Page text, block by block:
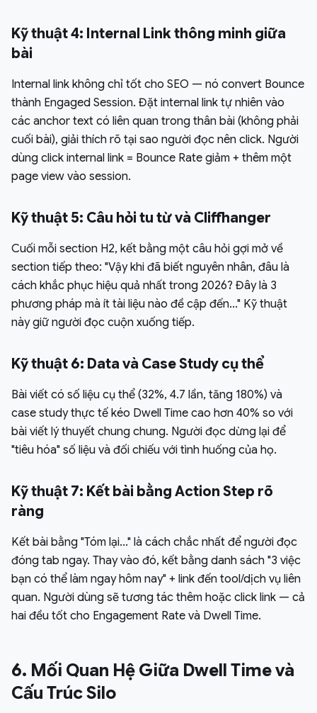
Kỹ thuật 4: Internal Link thông minh giữa
bài
Internal link không chỉ tốt cho SEO — nó convert Bounce
thành Engaged Session. Đặt internal link tự nhiên vào
các anchor text có liên quan trong thân bài (không phải
cuối bài), giải thích rõ tại sao người đọc nên click. Người
dùng click internal link = Bounce Rate giảm + thêm một
page view vào session.
Kỹ thuật 5: Câu hỏi tu từ và Cliffhanger
Cuối mỗi section H2, kết bằng một câu hỏi gợi mở về
section tiếp theo: "Vậy khi đã biết nguyên nhân, đâu là
cách khắc phục hiệu quả nhất trong 2026? Đây là 3
phương pháp mà ít tài liệu nào đề cập đến..." Kỹ thuật
này giữ người đọc cuộn xuống tiếp.
Kỹ thuật 6: Data và Case Study cụ thể
Bài viết có số liệu cụ thể (32%, 4.7 lần, tăng 180%) và
case study thực tế kéo Dwell Time cao hơn 40% so với
bài viết lý thuyết chung chung. Người đọc dừng lại để
"tiêu hóa" số liệu và đối chiếu với tình huống của họ.
Kỹ thuật 7: Kết bài bằng Action Step rõ
ràng
Kết bài bằng "Tóm lại..." là cách chắc nhất để người đọc
đóng tab ngay. Thay vào đó, kết bằng danh sách "3 việc
bạn có thể làm ngay hôm nay" + link đến tool/dịch vụ liên
quan. Người dùng sẽ tương tác thêm hoặc click link — cả
hai đều tốt cho Engagement Rate và Dwell Time.
6. Mối Quan Hệ Giữa Dwell Time và
Cấu Trúc Silo